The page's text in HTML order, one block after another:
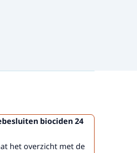
biociden 24
het overzicht met de